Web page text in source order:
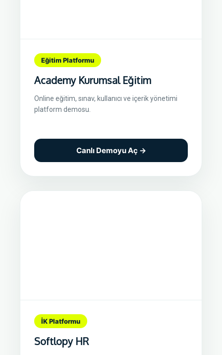
Eğitim Platformu
Academy Kurumsal Eğitim
Online eğitim, sınav, kullanıcı ve içerik yönetimi
platform demosu.
Canlı Demoyu Aç →
İK Platformu
Softlopy HR